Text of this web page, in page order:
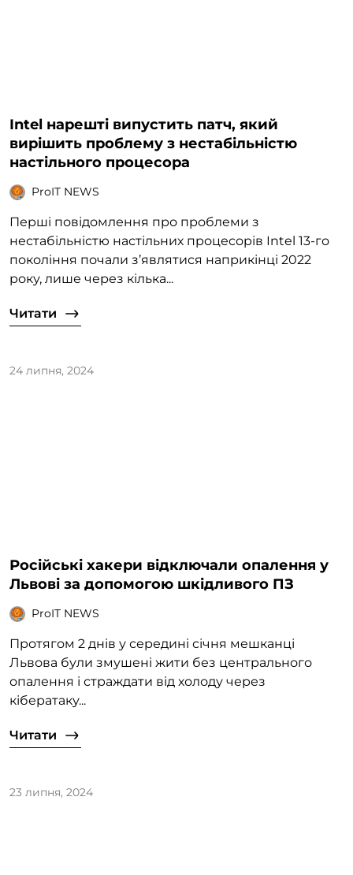
Intel нарешті випустить патч, який
вирішить проблему з нестабільністю
настільного процесора
ProIT NEWS
Перші повідомлення про проблеми з
нестабільністю настільних процесорів Intel 13-го
покоління почали з’являтися наприкінці 2022
року, лише через кілька...
Читати
24 липня, 2024
Російські хакери відключали опалення у
Львові за допомогою шкідливого ПЗ
ProIT NEWS
Протягом 2 днів у середині січня мешканці
Львова були змушені жити без центрального
опалення і страждати від холоду через
кібератаку...
Читати
23 липня, 2024